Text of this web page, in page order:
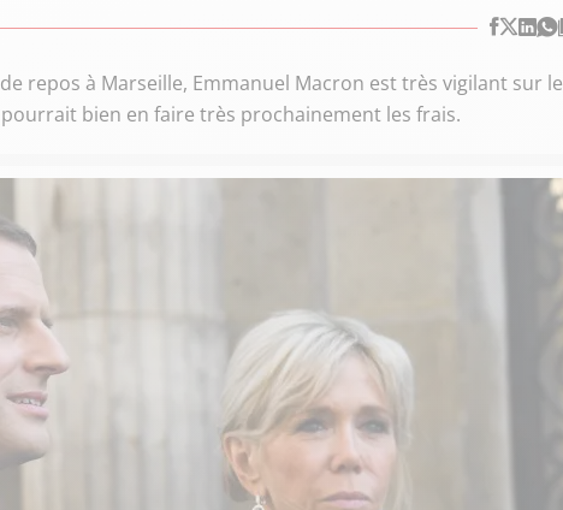
repos à Marseille, Emmanuel Macron est très vigilant sur le
bien en faire très prochainement les frais.